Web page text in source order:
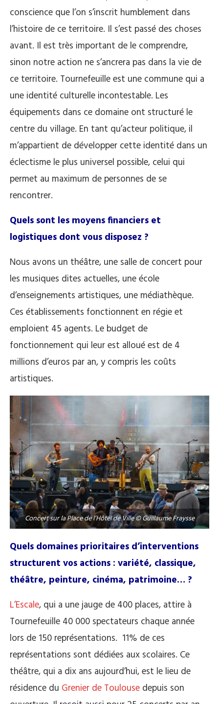
conscience que l’on s’inscrit humblement dans
l’histoire de ce territoire. Il s’est passé des choses
avant. Il est très important de le comprendre,
sinon notre action ne s’ancrera pas dans la vie de
ce territoire. Tournefeuille est une commune qui a
une identité culturelle incontestable. Les
équipements dans ce domaine ont structuré le
centre du village. En tant qu’acteur politique, il
m’appartient de développer cette identité dans un
éclectisme le plus universel possible, celui qui
permet au maximum de personnes de se
rencontrer.
Quels sont les moyens financiers et
logistiques dont vous disposez ?
Nous avons un théâtre, une salle de concert pour
les musiques dites actuelles, une école
d’enseignements artistiques, une médiathèque.
Ces établissements fonctionnent en régie et
emploient 45 agents. Le budget de
fonctionnement qui leur est alloué est de 4
millions d’euros par an, y compris les coûts
artistiques.
Concert sur la Place de l’Hôtel de Ville © Guillaume Fraysse
Quels domaines prioritaires d’interventions
structurent vos actions : variété, classique,
théâtre, peinture, cinéma, patrimoine… ?
L’Escale, qui a une jauge de 400 places, attire à
Tournefeuille 40 000 spectateurs chaque année
lors de 150 représentations. 11% de ces
représentations sont dédiées aux scolaires. Ce
théâtre, qui a dix ans aujourd’hui, est le lieu de
résidence du Grenier de Toulouse depuis son